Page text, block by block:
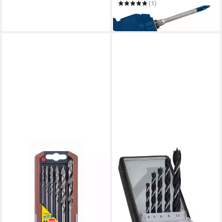
(1)
22,89 €
in 3-4 Werktagen bei dir